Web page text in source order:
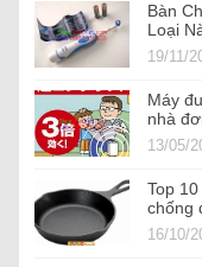
Bàn
Loại
19/11/
Máy
nhà
13/05/
Top
chống
16/10/